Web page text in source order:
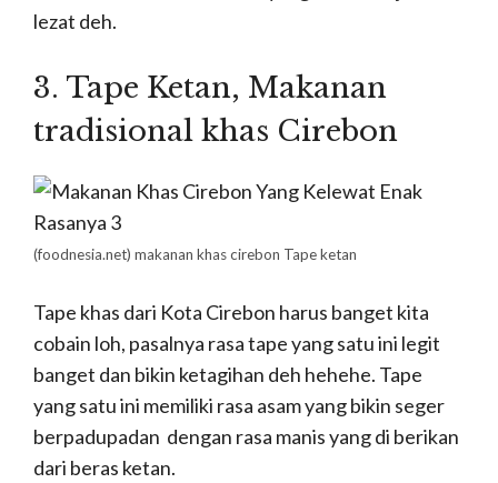
lezat deh.
3. Tape Ketan, Makanan
tradisional khas Cirebon
(foodnesia.net) makanan khas cirebon Tape ketan
Tape khas dari Kota Cirebon harus banget kita
cobain loh, pasalnya rasa tape yang satu ini legit
banget dan bikin ketagihan deh hehehe. Tape
yang satu ini memiliki rasa asam yang bikin seger
berpadupadan dengan rasa manis yang di berikan
dari beras ketan.